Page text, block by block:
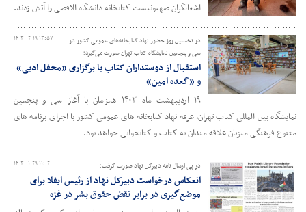
اشغالگران صهیونیست کتابخانه دانشگاه الاقصی را آتش زدند.
۱۴۰۳-۰۲-۱۹ ۱۳:۵۷
در نخستین روز حضور نهاد کتابخانه‌های عمومی کشور در
سی و پنجمین نمایشگاه کتاب تهران صورت می‌گیرد؛
استقبال از دوستداران کتاب با برگزاری «محفل ادبی»
و «گعده امین»
۱۹ اردیبهشت ماه ۱۴۰۳ همزمان با آغاز سی و پنجمین
نمایشگاه بین المللی کتاب تهران، غرفه نهاد کتابخانه های عمومی کشور با اجرای برنامه های
متنوع فرهنگی میزبان علاقه مندان به کتاب و کتابخوانی خواهد بود.
۱۴۰۳-۰۱-۲۹ ۱۱:۰۲ در پی ارسال نامه دبیرکل نهاد صورت گرفت؛
انعکاس درخواست دبیرکل نهاد از رئیس ایفلا برای
موضع‌گیری در برابر نقض حقوق بشر در غزه